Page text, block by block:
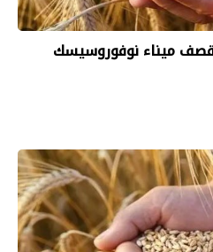
قصف ميناء نوفوروسيسك